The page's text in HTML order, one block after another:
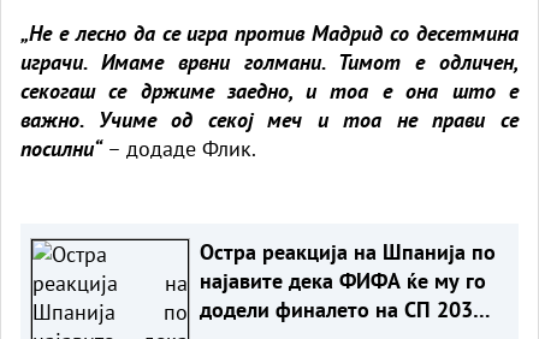
„Не е лесно да се игра против Мадрид со десетмина
играчи. Имаме врвни голмани. Тимот е одличен,
секогаш се држиме заедно, и тоа е она што е
важно. Учиме од секој меч и тоа не прави се
посилни“– додаде Флик.
Остра реакција на Шпанија по
најавите дека ФИФА ќе му го
додели финалето на СП 2030